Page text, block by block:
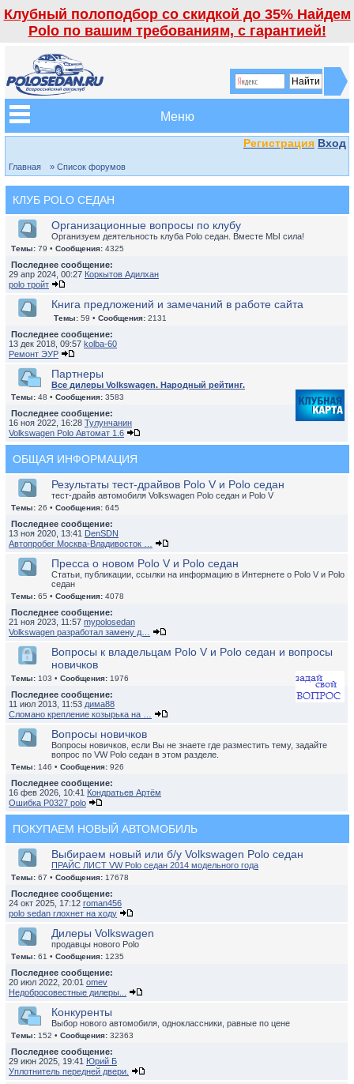
Клубный полоподбор со скидкой до 35% Найдем
Polo по вашим требованиям, с гарантией!
Меню
Регистрация Вход
Главная » Список форумов
КЛУБ POLO СЕДАН
Организационные вопросы по клубу
Организуем деятельность клуба Polo седан. Вместе МЫ сила!
Темы: 79 • Сообщения: 4325
Последнее сообщение:
29 апр 2024, 00:27 Коркытов Адилхан
polo тройт
Книга предложений и замечаний в работе сайта
Темы: 59 • Сообщения: 2131
Последнее сообщение:
13 дек 2018, 09:57 kolba-60
Ремонт ЭУР
Партнеры
Все дилеры Volkswagen. Народный рейтинг.
Темы: 48 • Сообщения: 3583
Последнее сообщение:
16 ноя 2022, 16:28 Тулунчанин
Volkswagen Polo Автомат 1.6
ОБЩАЯ ИНФОРМАЦИЯ
Результаты тест-драйвов Polo V и Polo седан
тест-драйв автомобиля Volkswagen Polo седан и Polo V
Темы: 26 • Сообщения: 645
Последнее сообщение:
13 ноя 2020, 13:41 DenSDN
Автопробег Москва-Владивосток …
Пресса о новом Polo V и Polo седан
Статьи, публикации, ссылки на информацию в Интернете о Polo V и Polo
седан
Темы: 65 • Сообщения: 4078
Последнее сообщение:
21 ноя 2023, 11:57 mypolosedan
Volkswagen разработал замену д…
Вопросы к владельцам Polo V и Polo седан и вопросы
новичков
Темы: 103 • Сообщения: 1976
Последнее сообщение:
11 июл 2013, 11:53 дима88
Сломано крепление козырька на …
Вопросы новичков
Вопросы новичков, если Вы не знаете где разместить тему, задайте
вопрос по VW Polo седан в этом разделе.
Темы: 146 • Сообщения: 926
Последнее сообщение:
16 фев 2026, 10:41 Кондратьев Артём
Ошибка P0327 polo
ПОКУПАЕМ НОВЫЙ АВТОМОБИЛЬ
Выбираем новый или б/у Volkswagen Polo седан
ПРАЙС ЛИСТ VW Polo седан 2014 модельного года
Темы: 67 • Сообщения: 17678
Последнее сообщение:
24 окт 2025, 17:12 roman456
polo sedan глохнет на ходу
Дилеры Volkswagen
продавцы нового Polo
Темы: 61 • Сообщения: 1235
Последнее сообщение:
20 июл 2022, 20:01 omev
Недобросовестные дилеры...
Конкуренты
Выбор нового автомобиля, одноклассники, равные по цене
Темы: 152 • Сообщения: 32363
Последнее сообщение:
29 июн 2025, 19:41 Юрий Б
Уплотнитель передней двери.